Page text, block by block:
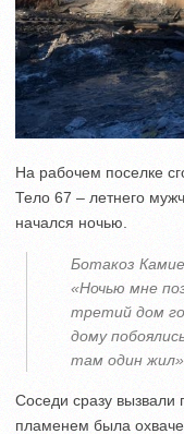
На рабочем поселке
Тело 67 – летнего
начался ночью.
Ботакоз
«Ночью мне
третий дом
дому
там один жил».
Соседи сразу вызвали
пламенем была